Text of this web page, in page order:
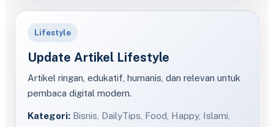
Lifestyle
Update Artikel Lifestyle
Artikel ringan, edukatif, humanis, dan relevan untuk
pembaca digital modern.
Kategori: Bisnis, DailyTips, Food, Happy, Islami,